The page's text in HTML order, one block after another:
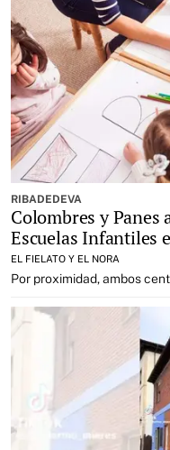
RIBADEDEVA
Colombres y Panes
Escuelas Infantiles
EL FIELATO Y EL NORA
Por proximidad, ambos